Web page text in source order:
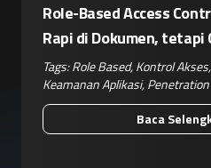
Role-Based Access
Rapi di Dokumen,
Operasional Nyata
Tags:Role Based,Kontrol Akses,
Keamanan Aplikasi,
Baca